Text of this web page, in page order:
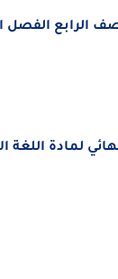
الرابع الفصل
لمادة اللغة